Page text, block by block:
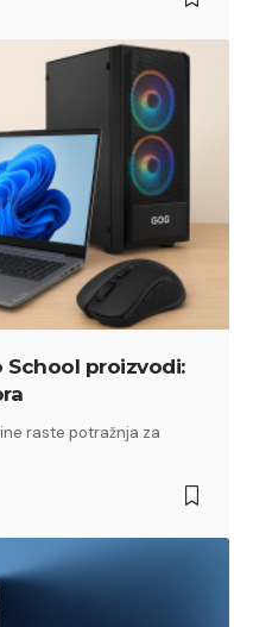
School proizvodi:
raste potražnja za